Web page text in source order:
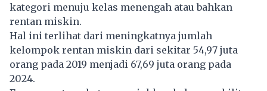
kategori menuju kelas menengah atau bahkan
rentan miskin.
Hal ini terlihat dari meningkatnya jumlah
kelompok rentan miskin dari sekitar 54,97 juta
orang pada 2019 menjadi 67,69 juta orang pada
2024.